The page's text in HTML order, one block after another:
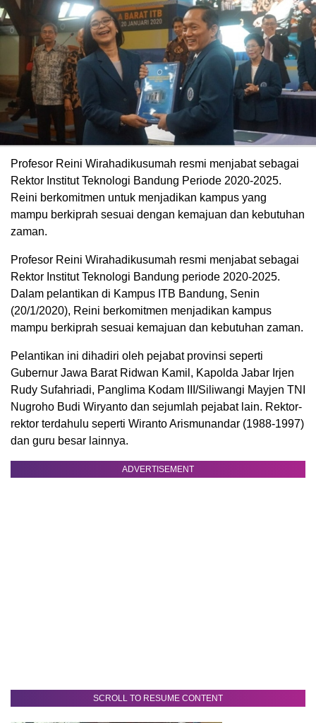
Profesor Reini Wirahadikusumah resmi menjabat sebagai
Rektor Institut Teknologi Bandung Periode 2020-2025.
Reini berkomitmen untuk menjadikan kampus yang
mampu berkiprah sesuai dengan kemajuan dan kebutuhan
zaman.
Profesor Reini Wirahadikusumah resmi menjabat sebagai
Rektor Institut Teknologi Bandung periode 2020-2025.
Dalam pelantikan di Kampus ITB Bandung, Senin
(20/1/2020), Reini berkomitmen menjadikan kampus
mampu berkiprah sesuai kemajuan dan kebutuhan zaman.
Pelantikan ini dihadiri oleh pejabat provinsi seperti
Gubernur Jawa Barat Ridwan Kamil, Kapolda Jabar Irjen
Rudy Sufahriadi, Panglima Kodam III/Siliwangi Mayjen TNI
Nugroho Budi Wiryanto dan sejumlah pejabat lain. Rektor-
rektor terdahulu seperti Wiranto Arismunandar (1988-1997)
dan guru besar lainnya.
ADVERTISEMENT
SCROLL TO RESUME CONTENT